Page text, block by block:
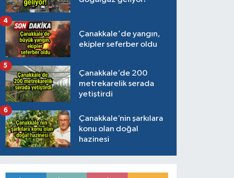
Çanakkale'de yangın,
ekipler seferber oldu
4
Çanakkale’de 200
metrekarelik serada
yetiştirdi
5
Çanakkale’nin şarkılara
konu olan doğal
hazinesi
6